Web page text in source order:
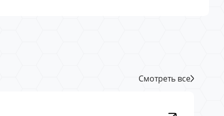
Смотреть все